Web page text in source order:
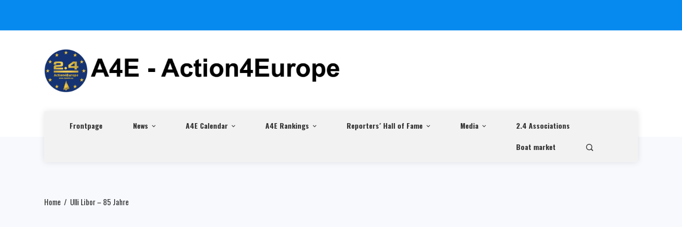
Frontpage News A4E Calendar A4E Rankings Reporters´ Hall of Fame Media
2.4 Associations
Boat market
Home Ulli Libor – 85 Jahre